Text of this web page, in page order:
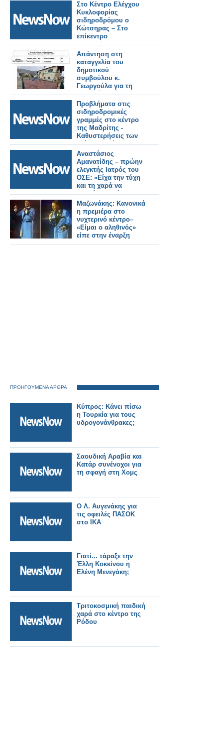
Στο Κέντρο Ελέγχου
Κυκλοφορίας
σιδηροδρόμου ο
Κώτσηρας – Στο
επίκεντρο
τηλεδιοίκηση και
ψηφιακές υποδομές.
Απάντηση στη
καταγγελία του
δημοτικού
συμβούλου κ.
Γεωργούλα για τη
παιδική χαρά
Αστακού.
Προβλήματα στις
σιδηροδρομικές
γραμμές στο κέντρο
της Μαδρίτης -
Καθυστερήσεις των
τρένων σε ώρες
αιχμής.
Αναστάσιος
Αμανατίδης – πρώην
ελεγκτής Ιατρός του
ΟΣΕ: «Είχα την τύχη
και τη χαρά να
γνωρίσω αξιόλογους
ανθρώπους στον
σιδηρόδρομο»
Μαζωνάκης: Κανονικά
η πρεμιέρα στο
νυχτερινό κέντρο–
«Είμαι ο αληθινός»
είπε στην έναρξη
ΠΡΟΗΓΟΥΜΕΝΑ ΑΡΘΡΑ
Κύπρος: Κάνει πίσω
η Τουρκία για τους
υδρογονάνθρακες;
Σαουδική Αραβία και
Κατάρ συνένοχοι για
τη σφαγή στη Χομς
Ο Λ. Αυγενάκης για
τις οφειλές ΠΑΣΟΚ
στο ΙΚΑ
Γιατί... τάραξε την
Έλλη Κοκκίνου η
Ελένη Μενεγάκη;
Τριτοκοσμική παιδική
χαρά στο κέντρο της
Ρόδου